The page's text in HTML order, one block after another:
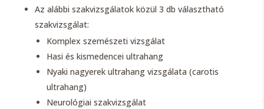
Az alábbi szakvizsgálatok közül 3 db választható
szakvizsgálat:
Komplex szemészeti vizsgálat
Hasi és kismedencei ultrahang
Nyaki nagyerek ultrahang vizsgálata (carotis
ultrahang)
Neurológiai szakvizsgálat